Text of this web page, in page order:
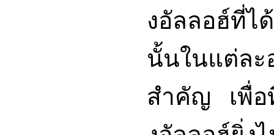
งอัลลอฮ์ที่
นั้นในแต่ละ
สำคัญ เพื่อ